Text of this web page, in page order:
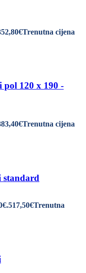
€Trenutna cijena
120 x 190 -
€Trenutna cijena
standard
517,50€Trenutna